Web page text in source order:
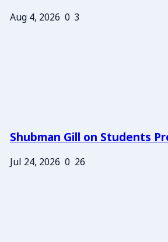
Aug 4, 2026 0 3
Shubman Gill on Students
Jul 24, 2026 0 26